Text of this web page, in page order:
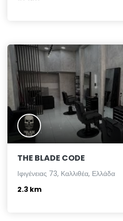
THE BLADE CODE
Ιφιγένειας 73, Καλλιθέα, Ελλάδα
2.3 km